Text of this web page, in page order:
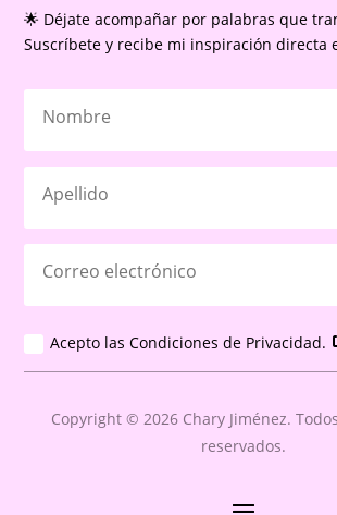
🌟 Déjate acompañar por palabras que
Suscríbete y recibe mi inspiración directa
Acepto las Condiciones de Privacidad.
Copyright © 2026 Chary Jiménez.
reservados.